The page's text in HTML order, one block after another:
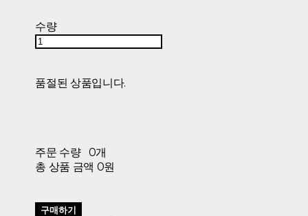
수량
품절된 상품입니다.
주문 수량
0개
총 상품 금액 0원
구매하기